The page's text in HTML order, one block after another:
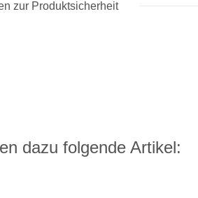
zur Produktsicherheit
dazu folgende Artikel: